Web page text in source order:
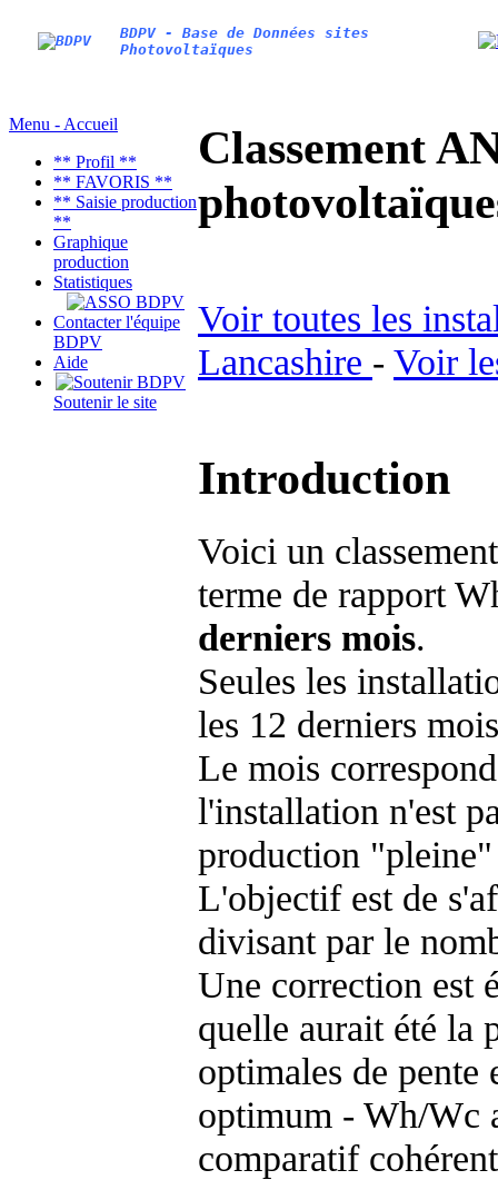
BDPV - Base de Données sites
Photovoltaïques
Menu - Accueil
** Profil **
** FAVORIS **
** Saisie production
**
Graphique
production
Statistiques
Contacter l'équipe
BDPV
Aide
Soutenir le site
Classement
Voir toutes les
Lancashire - Voir
Introduction
Voici un
terme de rapport
derniers mois.
Seules les
les 12 derniers
Le mois
l'installation n'est
production "pleine"
L'objectif est de
divisant par le
Une correction est
quelle aurait été la
optimales de
optimum - Wh/Wc
comparatif